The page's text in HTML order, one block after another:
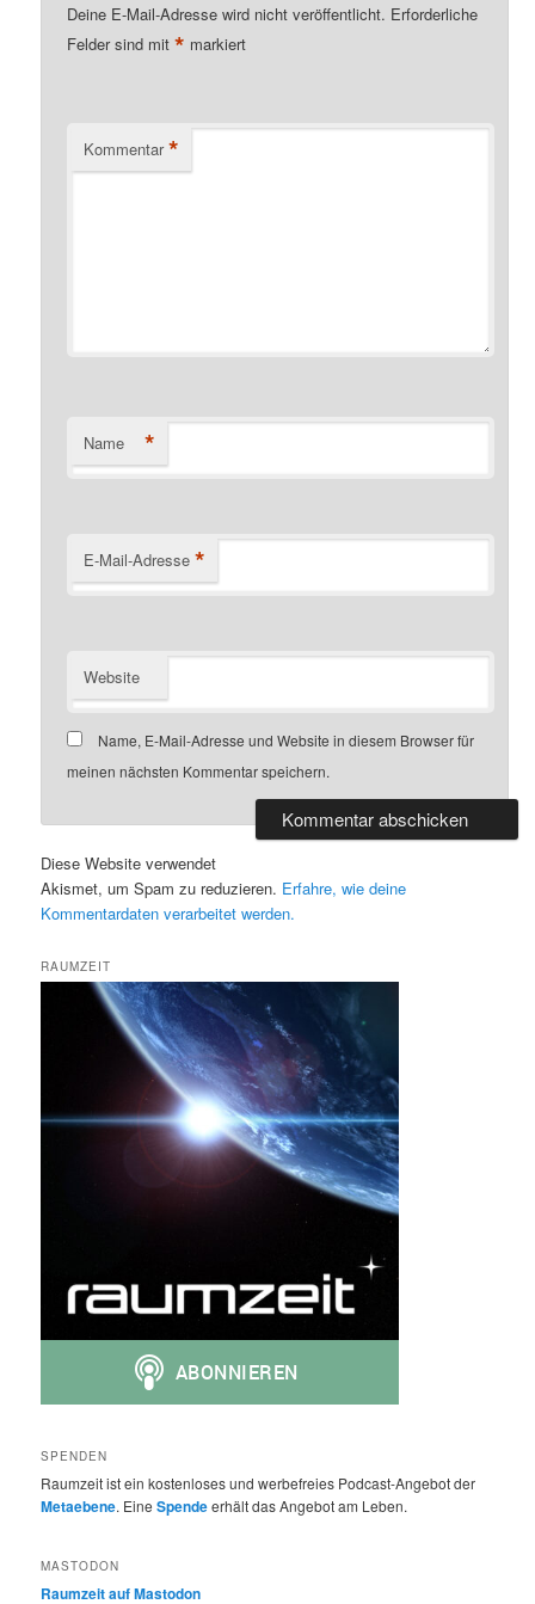
Deine E-Mail-Adresse wird nicht veröffentlicht. Erforderliche
Felder sind mit* markiert
Kommentar *
Name *
E-Mail-Adresse *
Website
Name, E-Mail-Adresse und Website in diesem Browser für
meinen nächsten Kommentar speichern.
Diese Website verwendet
Akismet, um Spam zu reduzieren. Erfahre, wie deine
Kommentardaten verarbeitet werden.
RAUMZEIT
SPENDEN
Raumzeit ist ein kostenloses und werbefreies Podcast-Angebot der
Metaebene. EineSpendeerhält das Angebot am Leben.
MASTODON
Raumzeit auf Mastodon